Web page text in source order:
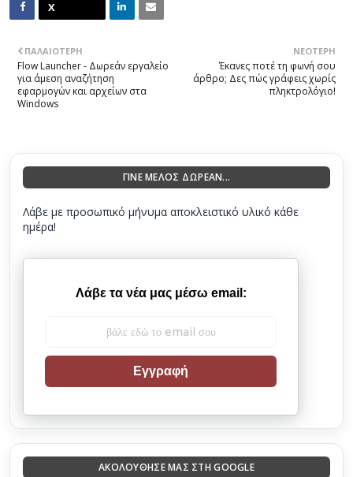
ΝΕΌΤΕΡΗ
Έκανες ποτέ τη φωνή σου
άρθρο; Δες πώς γράφεις χωρίς
πληκτρολόγιο!
ΠΑΛΑΙΌΤΕΡΗ
Flow Launcher - Δωρεάν εργαλείο
για άμεση αναζήτηση
εφαρμογών και αρχείων στα
Windows
ΓΙΝΕ ΜΕΛΟΣ ΔΩΡΕΑΝ...
Λάβε με προσωπικό μήνυμα αποκλειστικό υλικό κάθε
ημέρα!
Λάβε τα νέα μας μέσω email:
Εγγραφή
ΑΚΟΛΟΎΘΗΣΈ ΜΑΣ ΣΤΗ GOOGLE